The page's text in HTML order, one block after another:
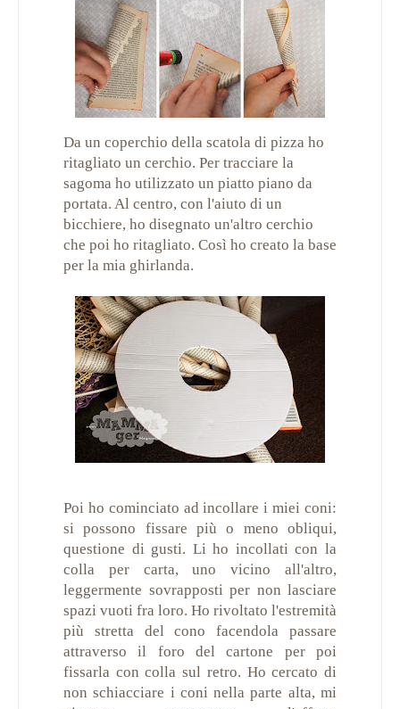
Da un coperchio della scatola di pizza ho
ritagliato un cerchio. Per tracciare la
sagoma ho utilizzato un piatto piano da
portata. Al centro, con l'aiuto di un
bicchiere, ho disegnato un'altro cerchio
che poi ho ritagliato. Così ho creato la base
per la mia ghirlanda.
Poi ho cominciato ad incollare i miei coni:
si possono fissare più o meno obliqui,
questione di gusti. Li ho incollati con la
colla per carta, uno vicino all'altro,
leggermente sovrapposti per non lasciare
spazi vuoti fra loro. Ho rivoltato l'estremità
più stretta del cono facendola passare
attraverso il foro del cartone per poi
fissarla con colla sul retro. Ho cercato di
non schiacciare i coni nella parte alta, mi